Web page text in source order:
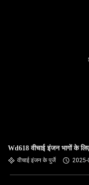
Wd618 वीचाई इंजन भागों के लिए
वीचाई इंजन के पुर्जे 2025-